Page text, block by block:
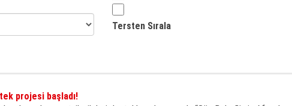
Tersten Sırala
projesi başladı!